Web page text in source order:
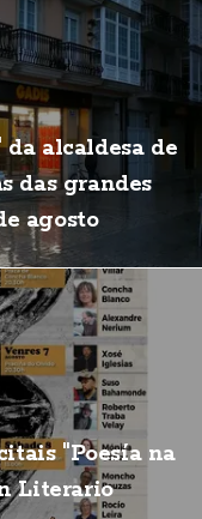
alcaldesa de
das grandes
agosto
"Poesía na
Literario